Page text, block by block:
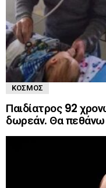
ΚΌΣΜΟΣ
Παιδίατρος 92
δωρεάν. Θα πεθάνω